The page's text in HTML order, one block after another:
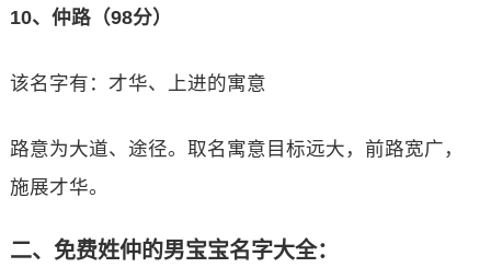
10、仲路（98分）
该名字有：才华、上进的寓意
路意为大道、途径。取名寓意目标远大，前路宽广，
施展才华。
二、免费姓仲的男宝宝名字大全：